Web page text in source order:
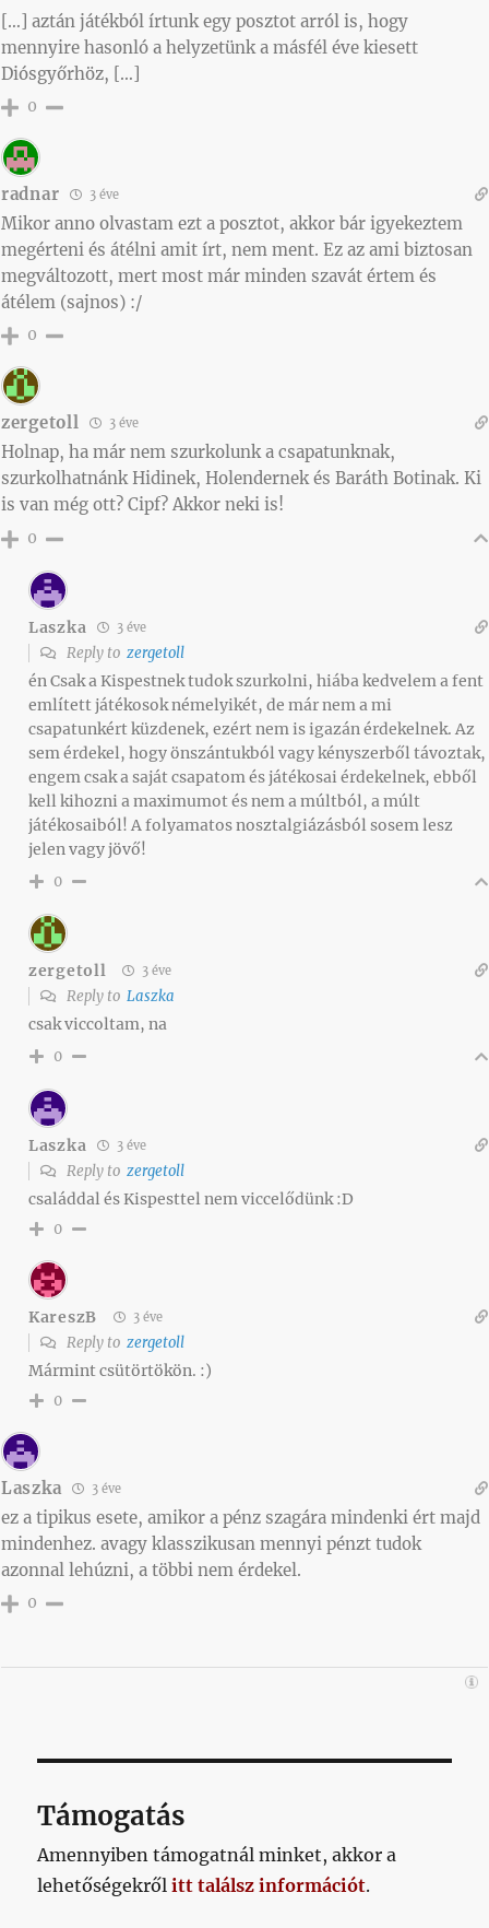
[…] aztán játékból írtunk egy posztot arról is, hogy
mennyire hasonló a helyzetünk a másfél éve kiesett
Diósgyőrhöz, […]
0
radnar 3 éve
Mikor anno olvastam ezt a posztot, akkor bár igyekeztem
megérteni és átélni amit írt, nem ment. Ez az ami biztosan
megváltozott, mert most már minden szavát értem és
átélem (sajnos) :/
0
zergetoll 3 éve
Holnap, ha már nem szurkolunk a csapatunknak,
szurkolhatnánk Hidinek, Holendernek és Baráth Botinak. Ki
is van még ott? Cipf? Akkor neki is!
0
Laszka 3 éve
Reply to zergetoll
én Csak a Kispestnek tudok szurkolni, hiába kedvelem a fent
említett játékosok némelyikét, de már nem a mi
csapatunkért küzdenek, ezért nem is igazán érdekelnek. Az
sem érdekel, hogy önszántukból vagy kényszerből távoztak,
engem csak a saját csapatom és játékosai érdekelnek, ebből
kell kihozni a maximumot és nem a múltból, a múlt
játékosaiból! A folyamatos nosztalgiázásból sosem lesz
jelen vagy jövő!
0
zergetoll 3 éve
Reply to Laszka
csak viccoltam, na
0
Laszka 3 éve
Reply to zergetoll
családdal és Kispesttel nem viccelődünk :D
0
KareszB 3 éve
Reply to zergetoll
Mármint csütörtökön. :)
0
Laszka 3 éve
ez a tipikus esete, amikor a pénz szagára mindenki ért majd
mindenhez. avagy klasszikusan mennyi pénzt tudok
azonnal lehúzni, a többi nem érdekel.
0
Támogatás
Amennyiben támogatnál minket, akkor a
lehetőségekrőlitt találsz információt.